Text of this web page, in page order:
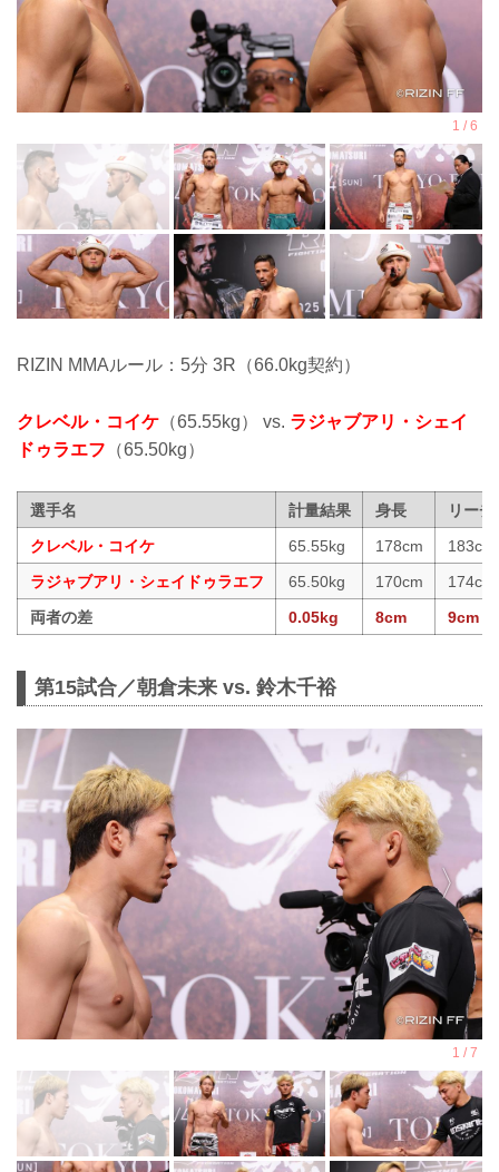
RIZIN MMAルール：5分 3R（66.0kg契約）
クレベル・コイケ （65.55kg） vs. ラジャブアリ・シェイ
ドゥラエフ （65.50kg）
選手名 計量結果 身長
リーチ
クレベル・コイケ
65.55kg 178cm
183cm
ラジャブアリ・シェイドゥラエフ
65.50kg 170cm
174cm
両者の差
0.05kg 8cm 9cm
第15試合／朝倉未来 vs. 鈴木千裕